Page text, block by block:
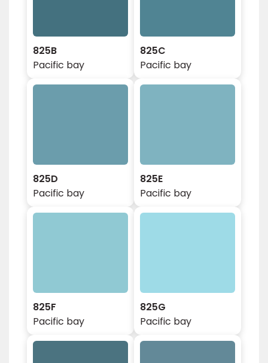
825B
Pacific bay
825C
Pacific bay
825D
Pacific bay
825E
Pacific bay
825F
Pacific bay
825G
Pacific bay